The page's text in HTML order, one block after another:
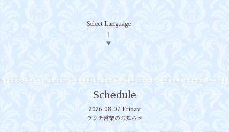
Select Language
▼
Schedule
2026.08.07 Friday
ランチ営業のお知らせ